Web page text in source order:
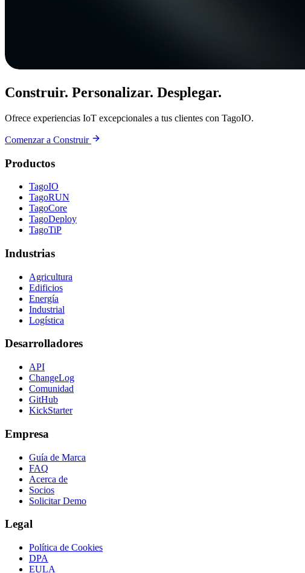
Construir. Personalizar. Desplegar.
Ofrece experiencias IoT excepcionales a tus clientes con TagoIO.
Comenzar a Construir
Productos
TagoIO
TagoRUN
TagoCore
TagoDeploy
TagoTiP
Industrias
Agricultura
Edificios
Energía
Industrial
Logística
Desarrolladores
API
ChangeLog
Comunidad
GitHub
KickStarter
Empresa
Guía de Marca
FAQ
Acerca de
Socios
Solicitar Demo
Legal
Política de Cookies
DPA
EULA